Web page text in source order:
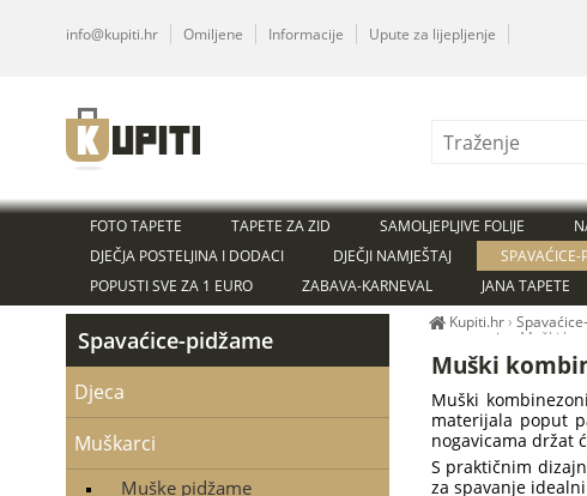
Muški
Muški
materijala poput
nogavicama držat
S praktičnim
za spavanje
Spavaćice-pidžame
Djeca
Muškarci
Muške pidžame
FOTO TAPETE TAPETE ZA ZID SAMOLJEPLJIVE FOLIJE
DJEČJA POSTELJINA I DODACI
DJEČJI NAMJEŠTAJ SPAVAĆICE-
POPUSTI SVE ZA 1 EURO
ZABAVA-KARNEVAL JANA TAPETE
Kupiti.hr›
za spavanje
Muški
info@kupiti.hr Omiljene Informacije Upute za lijepljenje